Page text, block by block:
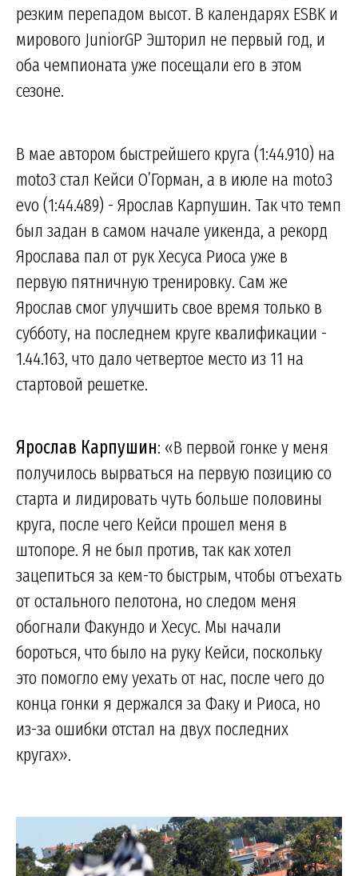
резким перепадом высот. В календарях ESBK и
мирового JuniorGP Эшторил не первый год, и
оба чемпионата уже посещали его в этом
сезоне.
В мае автором быстрейшего круга (1:44.910) на
moto3 стал Кейси О’Горман, а в июле на moto3
evo (1:44.489) - Ярослав Карпушин. Так что темп
был задан в самом начале уикенда, а рекорд
Ярослава пал от рук Хесуса Риоса уже в
первую пятничную тренировку. Сам же
Ярослав смог улучшить свое время только в
субботу, на последнем круге квалификации -
1.44.163, что дало четвертое место из 11 на
стартовой решетке.
Ярослав Карпушин: «В первой гонке у меня
получилось вырваться на первую позицию со
старта и лидировать чуть больше половины
круга, после чего Кейси прошел меня в
штопоре. Я не был против, так как хотел
зацепиться за кем-то быстрым, чтобы отъехать
от остального пелотона, но следом меня
обогнали Факундо и Хесус. Мы начали
бороться, что было на руку Кейси, поскольку
это помогло ему уехать от нас, после чего до
конца гонки я держался за Факу и Риоса, но
из-за ошибки отстал на двух последних
кругах».